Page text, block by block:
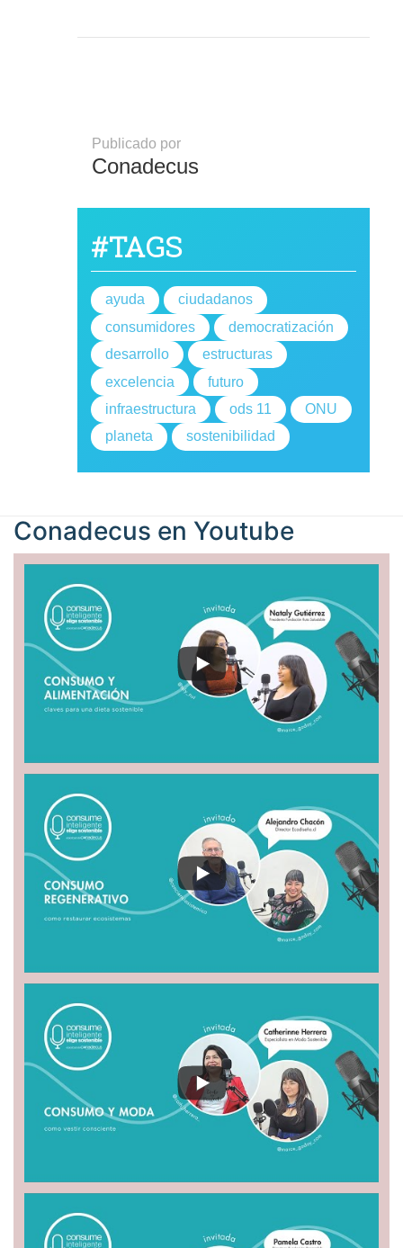
Publicado por
Conadecus
#TAGS
ayuda
ciudadanos
consumidores
democratización
desarrollo
estructuras
excelencia
futuro
infraestructura
ods 11
ONU
planeta
sostenibilidad
Conadecus en Youtube